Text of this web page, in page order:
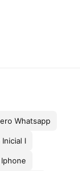
Whatsapp
Inicial I